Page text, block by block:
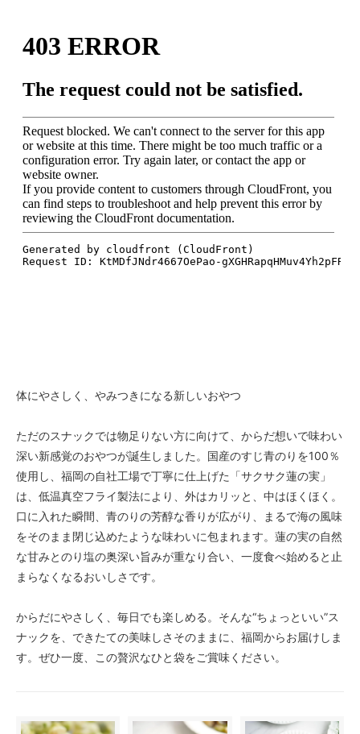
体にやさしく、やみつきになる新しいおやつ
ただのスナックでは物足りない方に向けて、からだ想いで味わい
深い新感覚のおやつが誕生しました。国産のすじ青のりを100％
使用し、福岡の自社工場で丁寧に仕上げた「サクサク蓮の実」
は、低温真空フライ製法により、外はカリッと、中はほくほく。
口に入れた瞬間、青のりの芳醇な香りが広がり、まるで海の風味
をそのまま閉じ込めたような味わいに包まれます。蓮の実の自然
な甘みとのり塩の奥深い旨みが重なり合い、一度食べ始めると止
まらなくなるおいしさです。
からだにやさしく、毎日でも楽しめる。そんな“ちょっといい”ス
ナックを、できたての美味しさそのままに、福岡からお届けしま
す。ぜひ一度、この贅沢なひと袋をご賞味ください。